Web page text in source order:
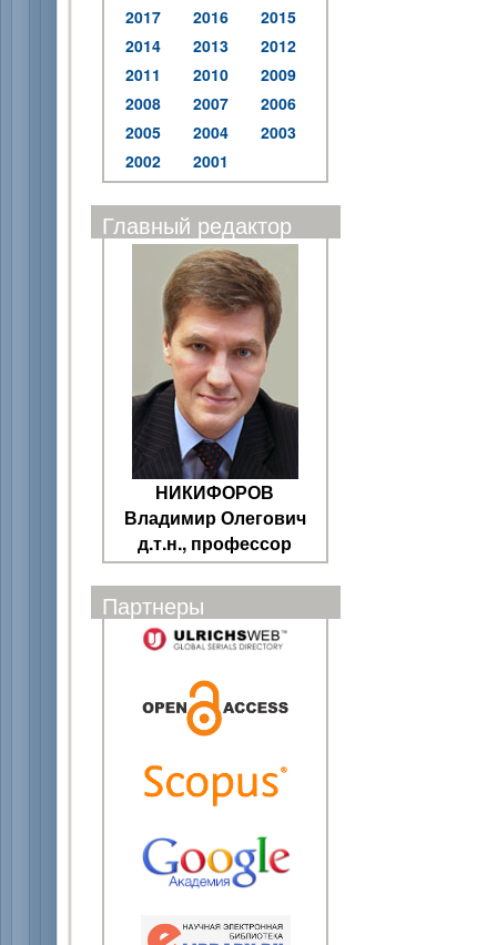
2017
2016
2015
2014
2013
2012
2011
2010
2009
2008
2007
2006
2005
2004
2003
2002
2001
Главный редактор
НИКИФОРОВ
Владимир Олегович
д.т.н., профессор
Партнеры